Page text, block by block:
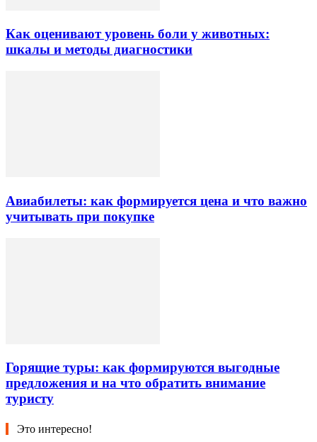
Как оценивают уровень боли у животных:
шкалы и методы диагностики
Авиабилеты: как формируется цена и что важно
учитывать при покупке
Горящие туры: как формируются выгодные
предложения и на что обратить внимание
туристу
Это интересно!